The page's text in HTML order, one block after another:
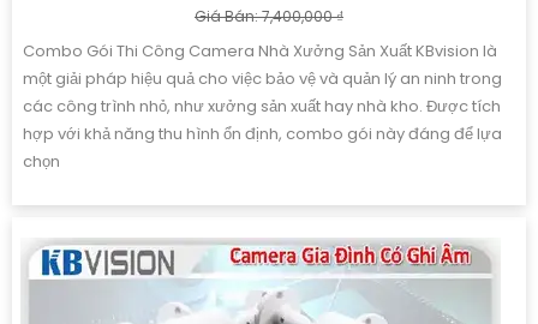
Giá Bán: 7,400,000 ₫
Combo Gói Thi Công Camera Nhà Xưởng Sản Xuất KBvision là
một giải pháp hiệu quả cho việc bảo vệ và quản lý an ninh trong
các công trình nhỏ, như xưởng sản xuất hay nhà kho. Được tích
hợp với khả năng thu hình ổn định, combo gói này đáng để lựa
chọn